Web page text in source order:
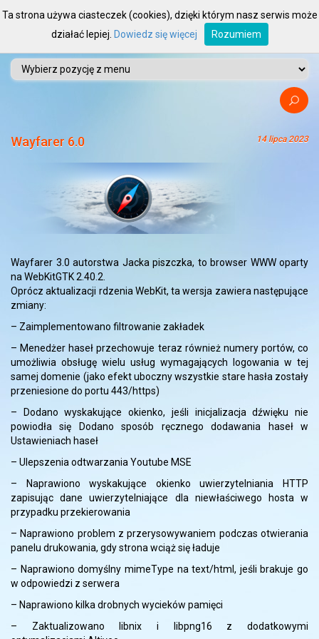
Wayfarer 6.0 14 lipca 2023
Wayfarer 3.0 autorstwa Jacka piszczka, to browser WWW oparty
na WebKitGTK 2.40.2.
Oprócz aktualizacji rdzenia WebKit, ta wersja zawiera następujące
zmiany:
– Zaimplementowano filtrowanie zakładek
– Menedżer haseł przechowuje teraz również numery portów, co
umożliwia obsługę wielu usług wymagających logowania w tej
samej domenie (jako efekt uboczny wszystkie stare hasła zostały
przeniesione do portu 443/https)
– Dodano wyskakujące okienko, jeśli inicjalizacja dźwięku nie
powiodła się Dodano sposób ręcznego dodawania haseł w
Ustawieniach haseł
– Ulepszenia odtwarzania Youtube MSE
– Naprawiono wyskakujące okienko uwierzytelniania HTTP
zapisując dane uwierzytelniające dla niewłaściwego hosta w
przypadku przekierowania
– Naprawiono problem z przerysowywaniem podczas otwierania
panelu drukowania, gdy strona wciąż się ładuje
– Naprawiono domyślny mimeType na text/html, jeśli brakuje go
w odpowiedzi z serwera
– Naprawiono kilka drobnych wycieków pamięci
– Zaktualizowano libnix i libpng16 z dodatkowymi
Ta strona używa ciasteczek (cookies), dzięki którym nasz serwis może
działać lepiej. Dowiedz się więcej Rozumiem